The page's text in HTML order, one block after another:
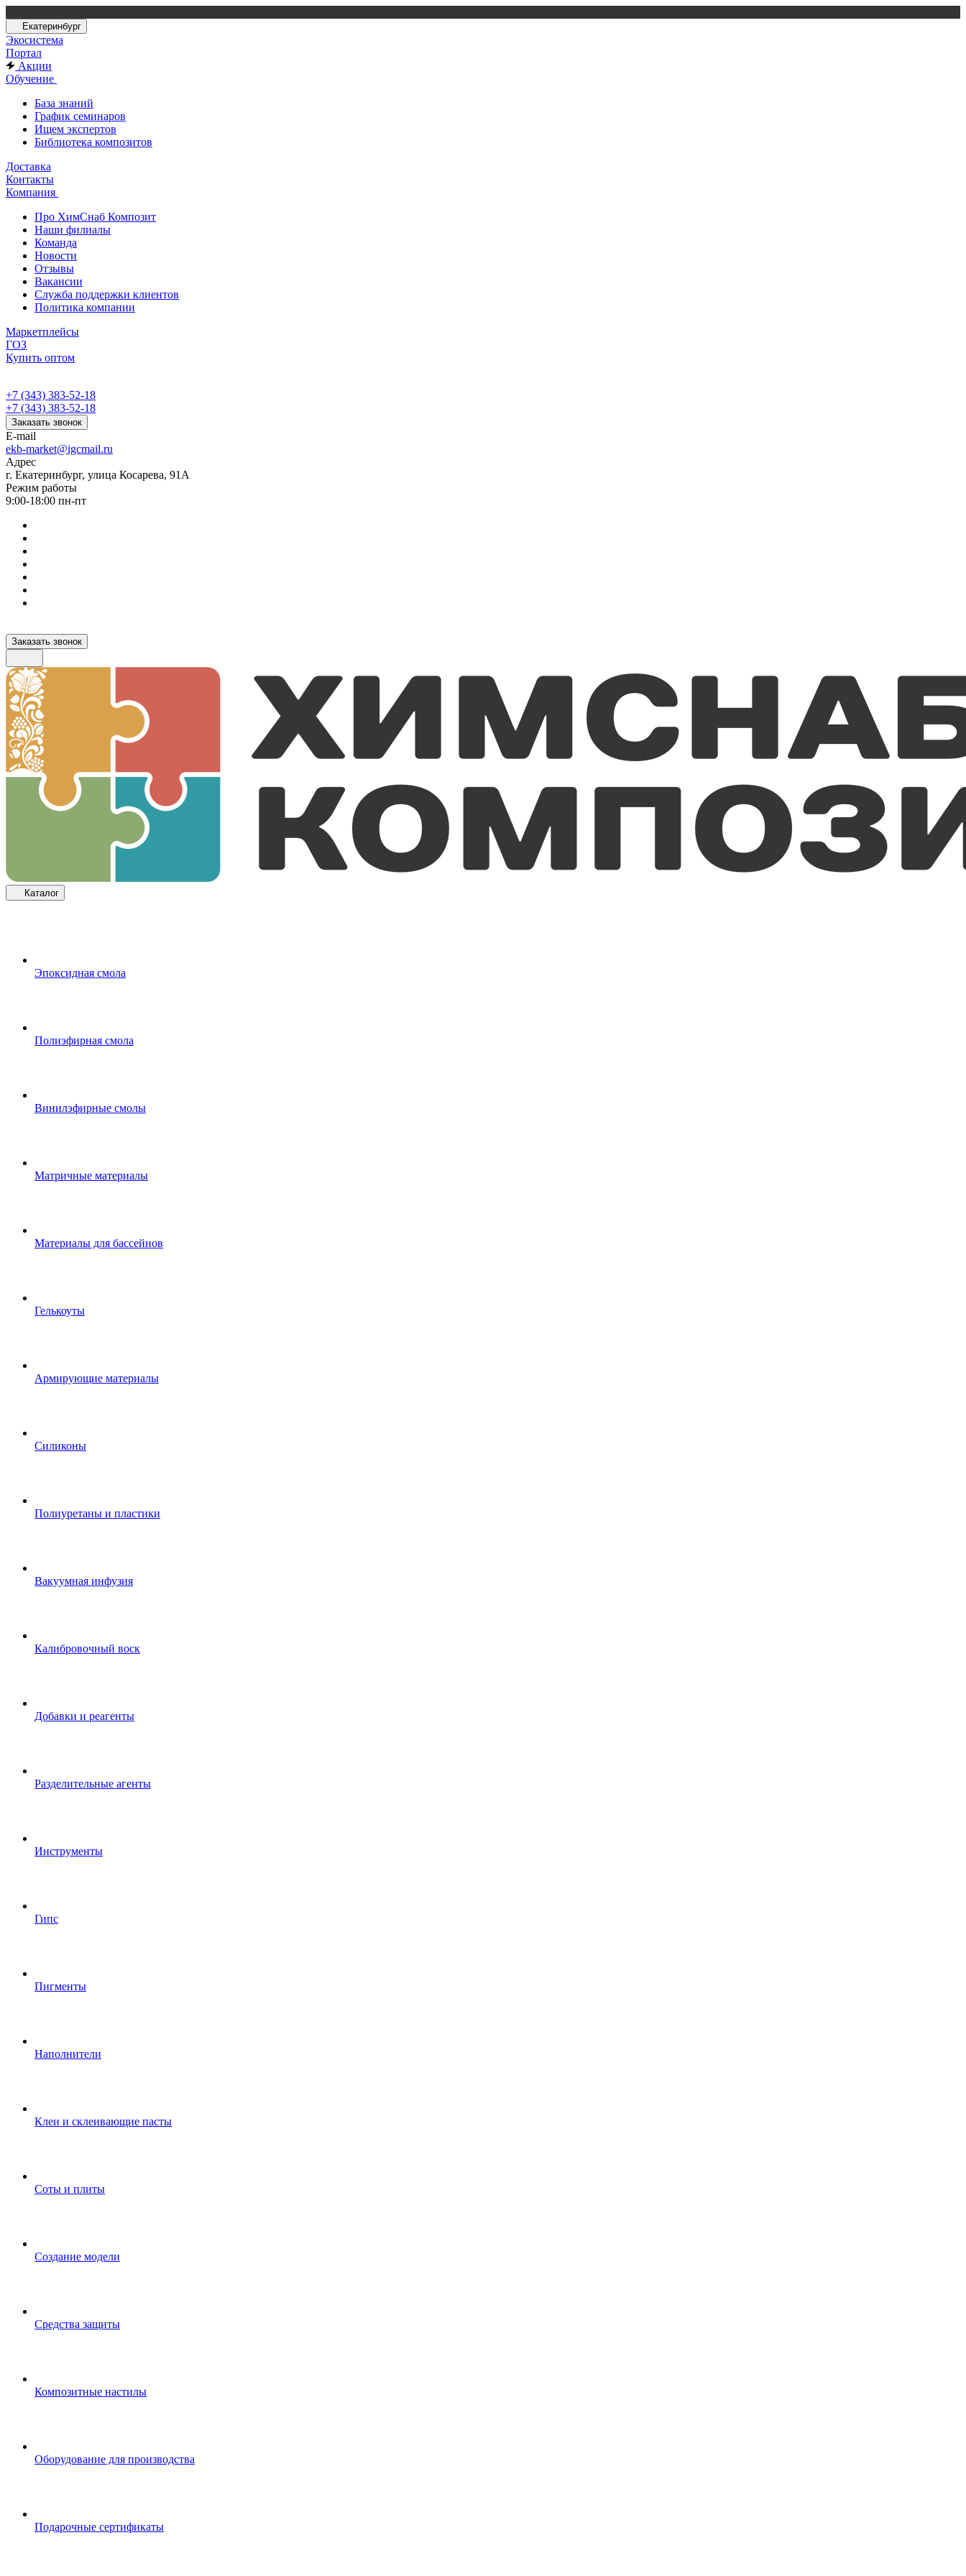
Екатеринбург
Экосистема
Портал
Акции
Обучение
База знаний
График семинаров
Ищем экспертов
Библиотека композитов
Доставка
Контакты
Компания
Про ХимСнаб Композит
Наши филиалы
Команда
Новости
Отзывы
Вакансии
Служба поддержки клиентов
Политика компании
Маркетплейсы
ГОЗ
Купить оптом
+7 (343) 383-52-18
+7 (343) 383-52-18
Заказать звонок
E-mail
ekb-market@igcmail.ru
Адрес
г. Екатеринбург, улица Косарева, 91А
Режим работы
9:00-18:00 пн-пт
Заказать звонок
Каталог
Эпоксидная смола
Полиэфирная смола
Винилэфирные смолы
Матричные материалы
Материалы для бассейнов
Гелькоуты
Армирующие материалы
Силиконы
Полиуретаны и пластики
Вакуумная инфузия
Калибровочный воск
Добавки и реагенты
Разделительные агенты
Инструменты
Гипс
Пигменты
Наполнители
Клеи и склеивающие пасты
Соты и плиты
Создание модели
Средства защиты
Композитные настилы
Оборудование для производства
Подарочные сертификаты